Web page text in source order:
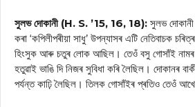
সুলভ দোকানী (H. S. ’15, 16, 18): সুলভ
কৰা ‘কপিলীপৰীয়া সাধু’ উপন্যাসৰ এটি নেতিবাচক
হিংসুক আৰু চতুৰ লোক আছিল। তেওঁ বসু গোসাঁই
হতুৱাই ভাঙি দি নিজৰ সুবিধা কৰি লৈছিল। দোকানৰ
পর্যন্ত কাঢ়ি লৈছিল। তিলক গোসাঁইৰ প্ৰতিও তেওঁ